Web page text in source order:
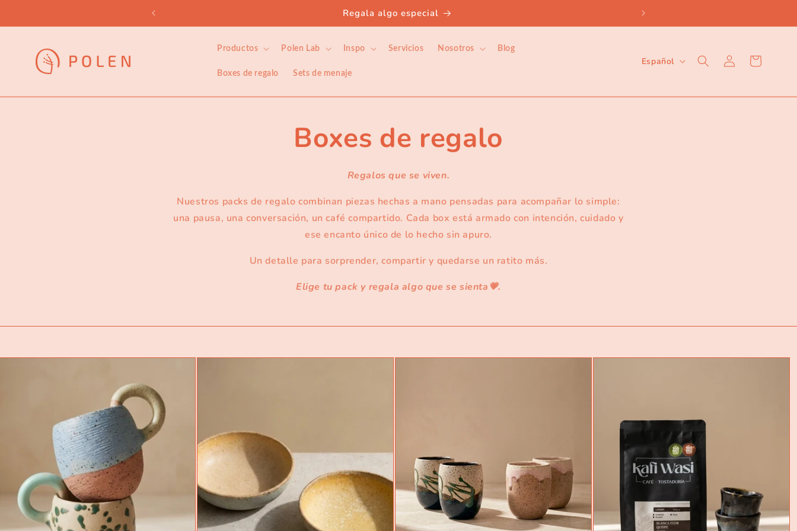
al contenido
Regala algo especial
Productos Polen Lab Inspo Servicios Nosotros Blog
Boxes de regalo Sets de menaje
i
Español
Iniciar
sesión
Carrito
Boxes de regalo
Regalos que se viven.
Nuestros packs de regalo combinan piezas hechas a mano pensadas para acompañar lo simple:
una pausa, una conversación, un café compartido. Cada box está armado con intención, cuidado y
ese encanto único de lo hecho sin apuro.
Un detalle para sorprender, compartir y quedarse un ratito más.
Elige tu pack y regala algo que se sienta💗.